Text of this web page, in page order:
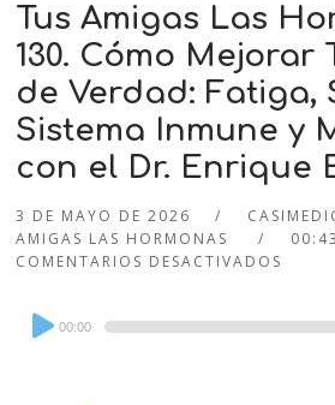
Tus Amigas Las
130. Cómo Mejorar
de Verdad: Fatiga,
Sistema Inmune y
con el Dr. Enrique
3 DE MAYO DE 2026
AMIGAS LAS HORMONAS
COMENTARIOS DESACTIVADOS
Audio
Player
00:00